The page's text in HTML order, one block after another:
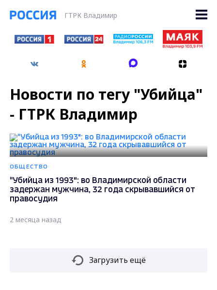
ГТРК Владимир
Новости по тегу "Убийца"
- ГТРК Владимир
ОБЩЕСТВО
"Убийца из 1993": во Владимирской области
задержан мужчина, 32 года скрывавшийся от
правосудия
2 месяца назад
Загрузить ещё